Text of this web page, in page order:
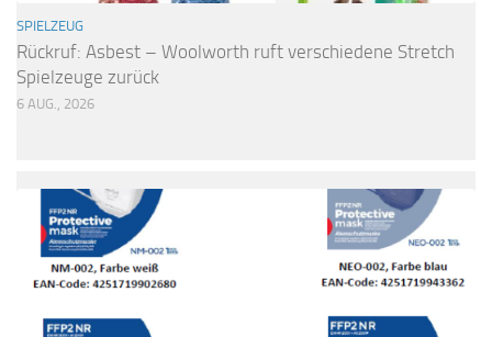
SPIELZEUG
Rückruf: Asbest – Woolworth ruft verschiedene Stretch
Spielzeuge zurück
6 AUG., 2026